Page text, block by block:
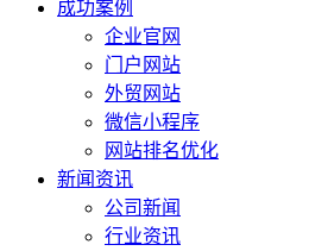
成功案例
企业官网
门户网站
外贸网站
微信小程序
网站排名优化
新闻资讯
公司新闻
行业资讯